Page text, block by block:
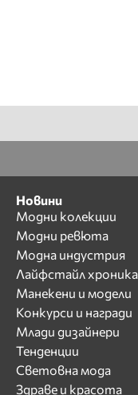
Новини
Модни колекции
Модни ревюта
Модна индустрия
Лайфстайл хроника
Манекени и модели
Конкурси и награди
Млади дизайнери
Тенденции
Световна мода
Здраве и красота